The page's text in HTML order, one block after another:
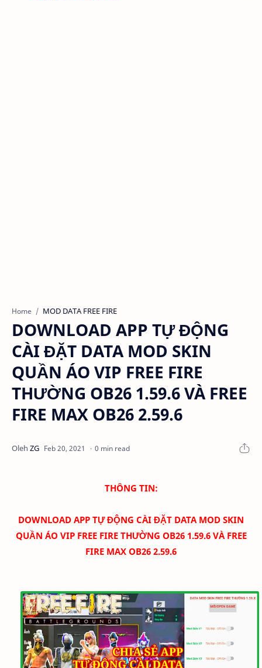
Home MOD DATA FREE FIRE
DOWNLOAD APP TỰ ĐỘNG
CÀI ĐẶT DATA MOD SKIN
QUẦN ÁO VIP FREE FIRE
THƯỜNG OB26 1.59.6 VÀ FREE
FIRE MAX OB26 2.59.6
0 min read
THÔNG TIN:
DOWNLOAD APP TỰ ĐỘNG CÀI ĐẶT DATA MOD SKIN
QUẦN ÁO VIP FREE FIRE THƯỜNG OB26 1.59.6 VÀ FREE
FIRE MAX OB26 2.59.6